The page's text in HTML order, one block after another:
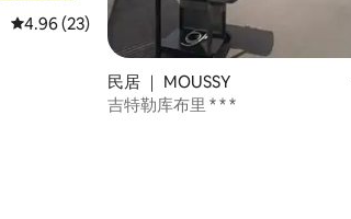
平均评分 4.96 分（满分 5 分），共 23 条评价
4.96 (23)
民居 ｜ MOUSSY
吉特勒库布里 * * *